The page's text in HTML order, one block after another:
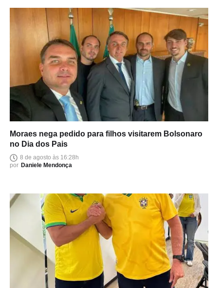
Moraes nega pedido para filhos visitarem Bolsonaro
no Dia dos Pais
8 de agosto às 16:28h
por Daniele Mendonça